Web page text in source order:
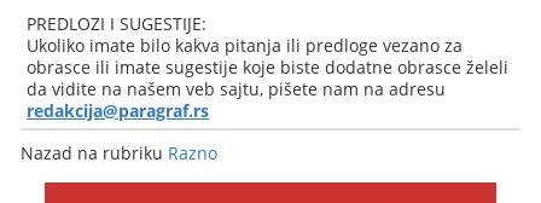
PREDLOZI I SUGESTIJE:
Ukoliko imate bilo kakva pitanja ili predloge vezano za
obrasce ili imate sugestije koje biste dodatne obrasce želeli
da vidite na našem veb sajtu, pišete nam na adresu
redakcija@paragraf.rs
Nazad na rubriku Razno